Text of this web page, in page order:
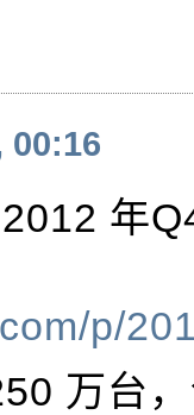
00:16
年
p/
万台